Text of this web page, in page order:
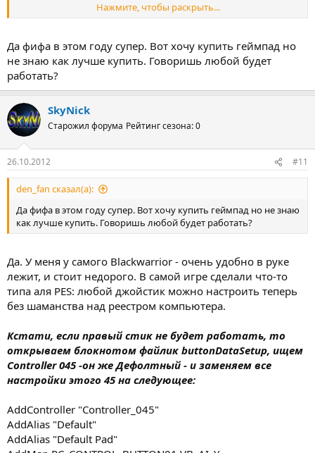
PES в топку, FIFA в этом году лучше!
Нажмите, чтобы раскрыть...
Да фифа в этом году супер. Вот хочу купить геймпад но
не знаю как лучше купить. Говоришь любой будет
работать?
SkyNick
Старожил форума Рейтинг сезона: 0
26.10.2012 #11
den_fan сказал(а):
Да фифа в этом году супер. Вот хочу купить геймпад но не знаю
как лучше купить. Говоришь любой будет работать?
Да. У меня у самого Blackwarrior - очень удобно в руке
лежит, и стоит недорого. В самой игре сделали что-то
типа аля PES: любой джойстик можно настроить теперь
без шаманства над реестром компьютера.
Кстати, если правый стик не будет работать, то
открываем блокнотом файлик buttonDataSetup, ищем
Controller 045 -он же Дефолтный - и заменяем все
настройки этого 45 на следующее:
AddController "Controller_045"
AddAlias "Default"
AddAlias "Default Pad"